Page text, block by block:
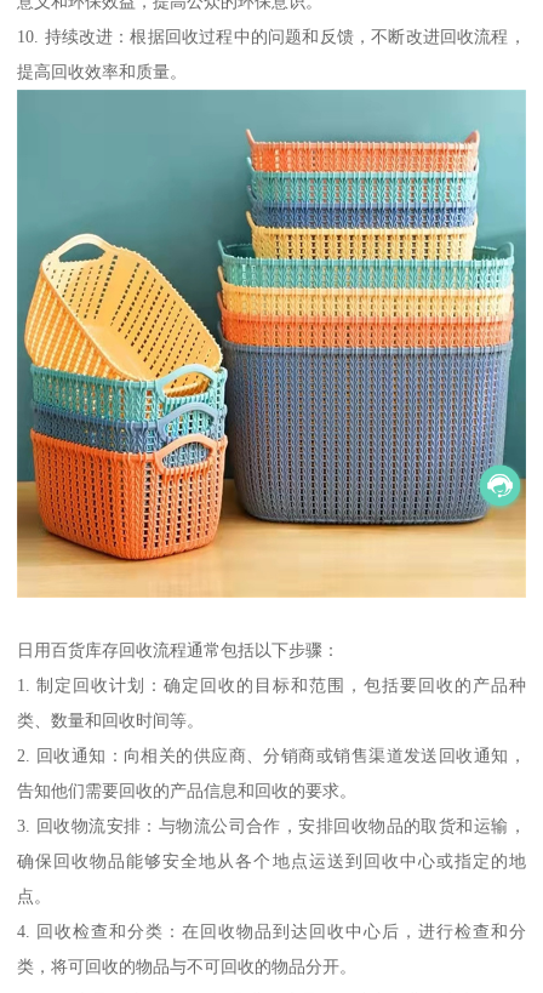
10. 持续改进：根据回收过程中的问题和反馈，不断改进回收流程，
提高回收效率和质量。
日用百货库存回收流程通常包括以下步骤：
1. 制定回收计划：确定回收的目标和范围，包括要回收的产品种
类、数量和回收时间等。
2. 回收通知：向相关的供应商、分销商或销售渠道发送回收通知，
告知他们需要回收的产品信息和回收的要求。
3. 回收物流安排：与物流公司合作，安排回收物品的取货和运输，
确保回收物品能够安全地从各个地点运送到回收中心或指定的地
点。
4. 回收检查和分类：在回收物品到达回收中心后，进行检查和分
类，将可回收的物品与不可回收的物品分开。